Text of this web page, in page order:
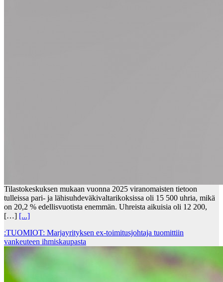
Tilastokeskuksen mukaan vuonna 2025 viranomaisten tietoon
tulleissa pari- ja lähisuhdeväkivaltarikoksissa oli 15 500 uhria, mikä
on 20,2 % edellisvuotista enemmän. Uhreista aikuisia oli 12 200,
[…] [...]
:TUOMIOT: Marjayrityksen ex-toimitusjohtaja tuomittiin
vankeuteen ihmiskaupasta